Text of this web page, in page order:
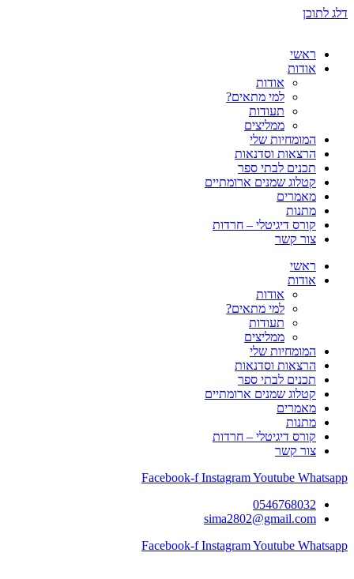
דלג לתוכן
ראשי
אודות
אודות
למי מתאים?
תעודות
ממליצים
המומחיות שלי
הרצאות וסדנאות
תכנים לבתי ספר
קטלוג שמנים ארומתיים
מאמרים
מתנות
קורס דיגיטלי – חרדות
צור קשר
ראשי
אודות
אודות
למי מתאים?
תעודות
ממליצים
המומחיות שלי
הרצאות וסדנאות
תכנים לבתי ספר
קטלוג שמנים ארומתיים
מאמרים
מתנות
קורס דיגיטלי – חרדות
צור קשר
Facebook-f InstagramYoutube Whatsapp
0546768032
sima2802@gmail.com
Facebook-f InstagramYoutube Whatsapp